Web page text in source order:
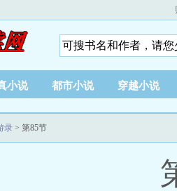
小说 都市小说 穿越小说
录 > 第85节